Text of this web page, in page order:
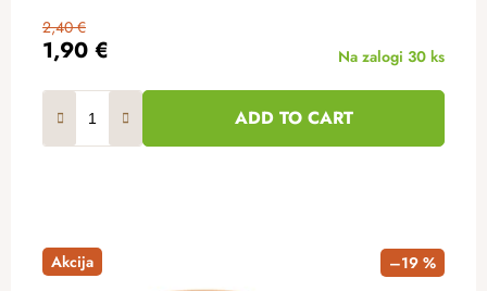
1,90 €
2,40 €
Na zalogi 30 ks
ADD TO CART
Akcija –19 %